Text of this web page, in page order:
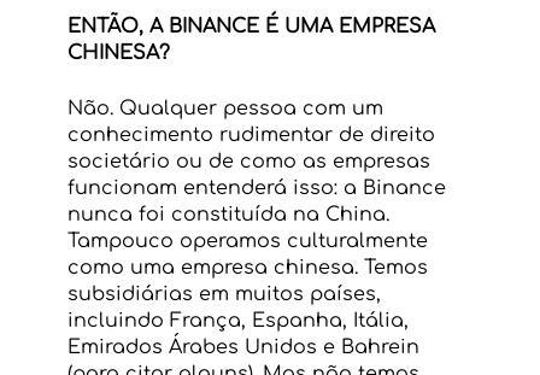
ENTÃO, A BINANCE É UMA EMPRESA
CHINESA?
Não. Qualquer pessoa com um
conhecimento rudimentar de direito
societário ou de como as empresas
funcionam entenderá isso: a Binance
nunca foi constituída na China.
Tampouco operamos culturalmente
como uma empresa chinesa. Temos
subsidiárias em muitos países,
incluindo França, Espanha, Itália,
Emirados Árabes Unidos e Bahrein